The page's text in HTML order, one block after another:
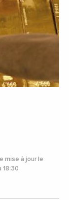
mise à jour le
18:30